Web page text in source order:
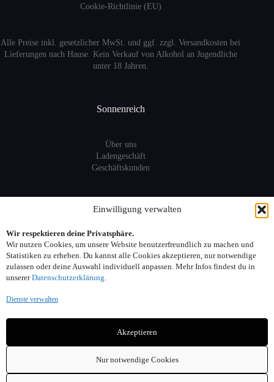
Einwilligung verwalten
Wir respektieren deine Privatsphäre.
Wir nutzen Cookies, um unsere Website benutzerfreundlich zu machen und
Statistiken zu erheben. Du kannst alle Cookies akzeptieren, nur notwendige
zulassen oder deine Auswahl individuell anpassen. Mehr Infos findest du in
unsererDatenschutzerklärung.
Dienste verwalten
Akzeptieren
Nur notwendige Cookies
Cookie-Richtlinie (EU)
Alle Preise inkl. gesetzlicher MwSt. und ggf. zzgl. Versandkosten bei
Lieferungen nach Hause. Kein Verkauf von Alkohol an Jugendliche
unter 18 Jahren.
Sonnenreich
Über uns
Ladengeschäft
Geschäftskunden
Information
Sitemap
FAQ
Adresse: Seelower Strasse 6, 10439 Berlin
Email: info(at)sonnenreich-weine.de